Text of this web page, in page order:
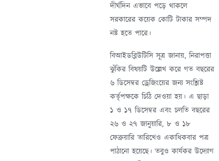
দীর্ঘদিন এভাবে পড়ে থাকলে
সরকারের কয়েক কোটি টাকার সম্পদ
নষ্ট হতে পারে।
বিআইডব্লিউটিসি সূত্র জানায়, নিরাপত্তা
ঝুঁকির বিষয়টি উল্লেখ করে গত বছরের
৬ ডিসেম্বর ড্রেজিংয়ের জন্য সংশ্লিষ্ট
কর্তৃপক্ষকে চিঠি দেওয়া হয়। এ ছাড়া
১ ও ১৭ ডিসেম্বর এবং চলতি বছরের
২৬ ও ২৭ জানুয়ারি, ৮ ও ১৮
ফেব্রুয়ারি তারিখেও একাধিকবার পত্র
পাঠানো হয়েছে। তবুও কার্যকর উদ্যোগ